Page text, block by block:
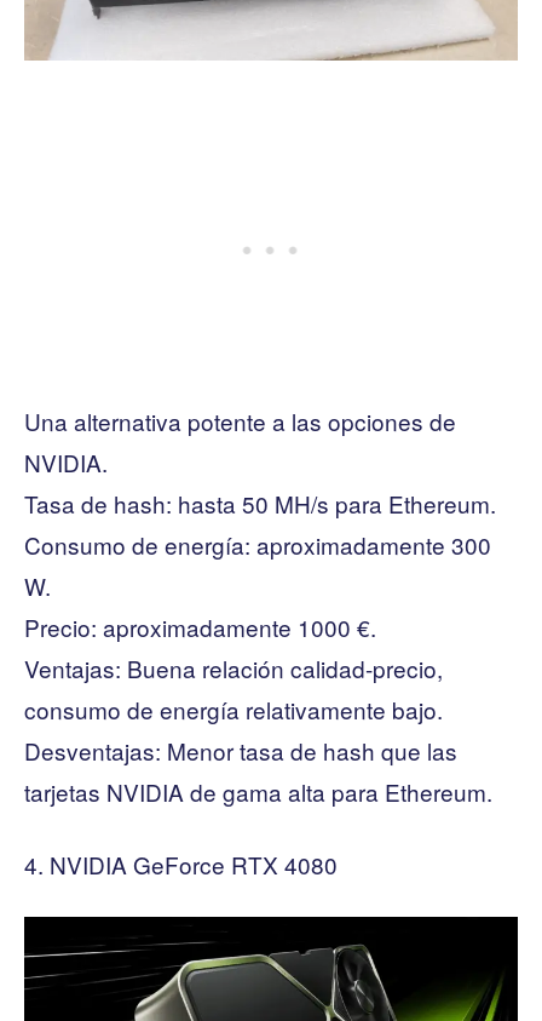
Una alternativa potente a las opciones de
NVIDIA.
Tasa de hash: hasta 50 MH/s para Ethereum.
Consumo de energía: aproximadamente 300
W.
Precio: aproximadamente 1000 €.
Ventajas: Buena relación calidad-precio,
consumo de energía relativamente bajo.
Desventajas: Menor tasa de hash que las
tarjetas NVIDIA de gama alta para Ethereum.
NVIDIA GeForce RTX 4080